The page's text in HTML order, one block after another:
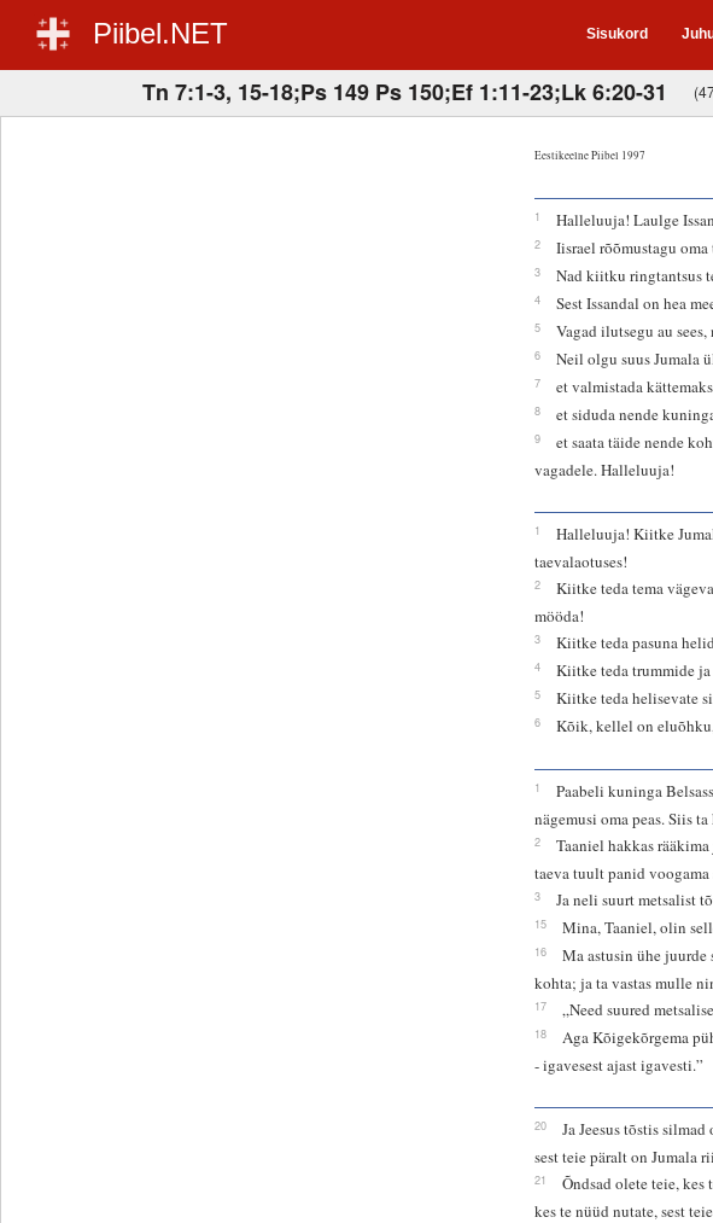
Piibel.NET Sisukord
Tn 7:1-3, 15-18;Ps 149 Ps 150;Ef 1:11-23;Lk 6:20-31
Eestikeelne Piibel 1997
1 Halleluuja! Laulge
2 Iisrael rõõmustagu
3 Nad kiitku ringtantsus
4 Sest Issandal on hea
5 Vagad ilutsegu au
6 Neil olgu suus Jumala
7 et valmistada
8 et siduda nende
9
et saata täide nende
vagadele. Halleluuja!
1
Halleluuja! Kiitke
taevalaotuses!
2
Kiitke teda tema
mööda!
3 Kiitke teda pasuna
4 Kiitke teda trummide
5 Kiitke teda helisevate
6 Kõik, kellel on
1
Paabeli kuninga
nägemusi oma peas. Siis
2
Taaniel hakkas
taeva tuult panid voogama
3 Ja neli suurt metsalist
15 Mina, Taaniel, olin
16
Ma astusin ühe juurde
kohta; ja ta vastas mulle
17 „Need suured
18
Aga Kõigekõrgema
- igavesest ajast igavesti.”
20
Ja Jeesus tõstis
sest teie päralt on Jumala
21
Õndsad olete teie, kes
kes te nüüd nutate, sest